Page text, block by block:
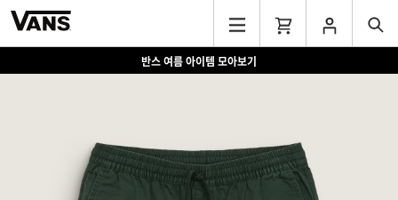
반스 여름 아이템 모아보기
신규 회원가입 시 15% 쿠폰 증정